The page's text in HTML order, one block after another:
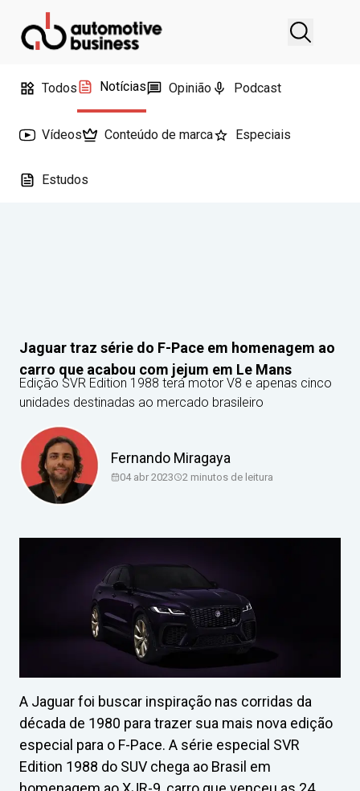
Todos Notícias Opinião Podcast
Vídeos Conteúdo de marca Especiais
Estudos
Jaguar traz série do F-Pace em homenagem ao
carro que acabou com jejum em Le Mans
Edição SVR Edition 1988 terá motor V8 e apenas cinco
unidades destinadas ao mercado brasileiro
Fernando Miragaya
04 abr 2023 2 minutos de leitura
A Jaguar foi buscar inspiração nas corridas da
década de 1980 para trazer sua mais nova edição
especial para o F-Pace. A série especial SVR
Edition 1988 do SUV chega ao Brasil em